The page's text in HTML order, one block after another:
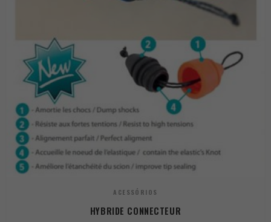
ACESSÓRIOS
HYBRIDE CONNECTEUR